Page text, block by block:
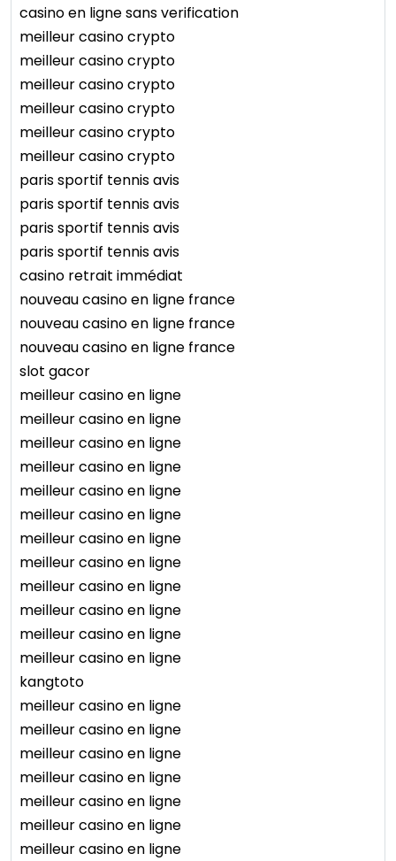
casino en ligne sans verification
meilleur casino crypto
meilleur casino crypto
meilleur casino crypto
meilleur casino crypto
meilleur casino crypto
meilleur casino crypto
paris sportif tennis avis
paris sportif tennis avis
paris sportif tennis avis
paris sportif tennis avis
casino retrait immédiat
nouveau casino en ligne france
nouveau casino en ligne france
nouveau casino en ligne france
slot gacor
meilleur casino en ligne
meilleur casino en ligne
meilleur casino en ligne
meilleur casino en ligne
meilleur casino en ligne
meilleur casino en ligne
meilleur casino en ligne
meilleur casino en ligne
meilleur casino en ligne
meilleur casino en ligne
meilleur casino en ligne
meilleur casino en ligne
kangtoto
meilleur casino en ligne
meilleur casino en ligne
meilleur casino en ligne
meilleur casino en ligne
meilleur casino en ligne
meilleur casino en ligne
meilleur casino en ligne